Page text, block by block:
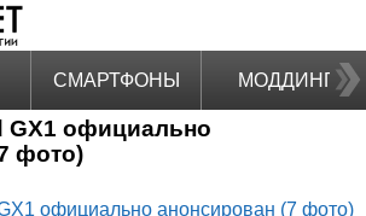
СМАРТФОНЫ МОДДИНГ
GX1 официально
фото)